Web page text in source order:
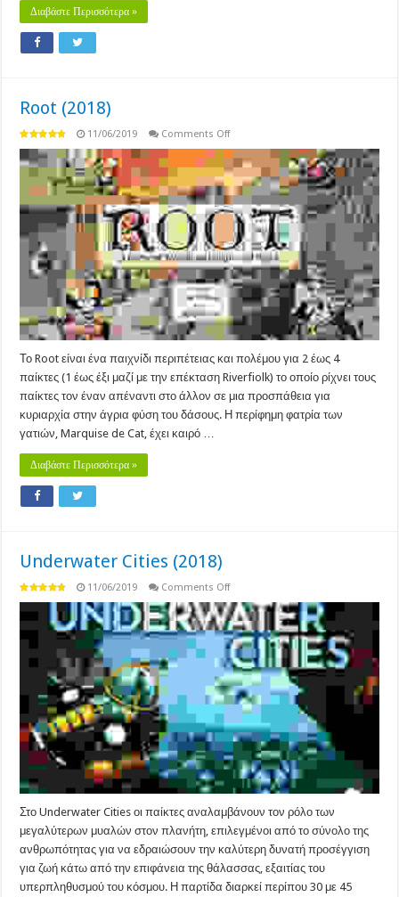
Διαβάστε Περισσότερα »
Root (2018)
11/06/2019 Comments Offon
(2018)
Το Root είναι ένα παιχνίδι περιπέτειας και πολέμου για 2 έως 4
παίκτες (1 έως έξι μαζί με την επέκταση Riverfiolk) το οποίο ρίχνει τους
παίκτες τον έναν απέναντι στο άλλον σε μια προσπάθεια για
κυριαρχία στην άγρια φύση του δάσους. Η περίφημη φατρία των
γατιών, Marquise de Cat, έχει καιρό …
Διαβάστε Περισσότερα »
Underwater Cities (2018)
11/06/2019 Comments Offon
Cities
(2018)
Στο Underwater Cities οι παίκτες αναλαμβάνουν τον ρόλο των
μεγαλύτερων μυαλών στον πλανήτη, επιλεγμένοι από το σύνολο της
ανθρωπότητας για να εδραιώσουν την καλύτερη δυνατή προσέγγιση
για ζωή κάτω από την επιφάνεια της θάλασσας, εξαιτίας του
υπερπληθυσμού του κόσμου. Η παρτίδα διαρκεί περίπου 30 με 45